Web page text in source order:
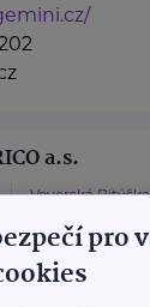
a.s.
Veverská Bítýška
pro